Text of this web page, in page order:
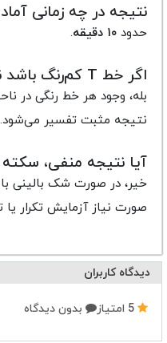
نتیجه در چه زمانی
حدود۱۰ دقیقه .
اگر خط T کم‌رنگ باشد نتیجه مثبت است؟
بله، وجود هر خط رنگی در
نتیجه مثبت تفسیر می‌شود.
آیا نتیجه منفی، سکته
خیر، در صورت شک بالینی
صورت نیاز آزمایش تکرار
دیدگاه کاربران
5 امتیاز بدون دیدگاه